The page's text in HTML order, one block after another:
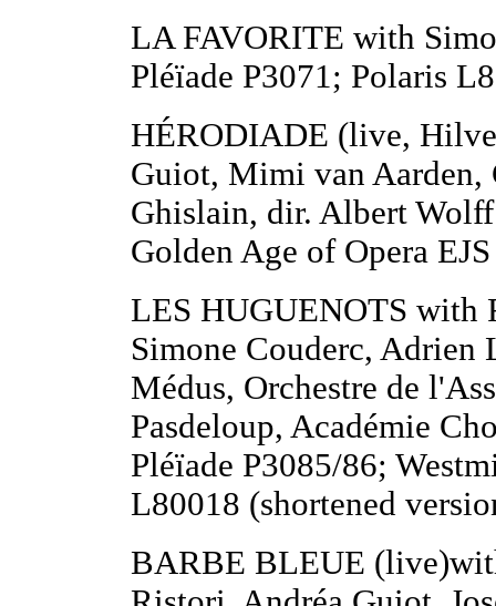
LA FAVORITE with
Pléïade P3071; Polaris
HÉRODIADE (live,
Guiot, Mimi van Aarden,
Ghislain, dir. Albert Wolff
Golden Age of Opera
LES HUGUENOTS with
Simone Couderc, Adrien
Médus, Orchestre de
Pasdeloup, Académie
Pléïade P3085/86;
L80018 (shortened
BARBE BLEUE